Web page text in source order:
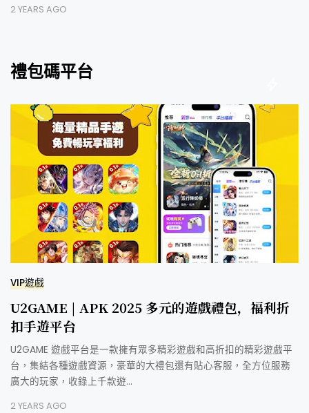
2 YEARS AGO
禮包碼平台
VIP遊戲
U2GAME | APK 2025 多元的遊戲禮包，福利折
扣手遊平台
U2GAME 遊戲平台是一款擁有眾多精彩遊戲和高折扣的精彩遊戲平
台，集結各種遊戲資源，豪華的大禮包還有貼心客服，全方位服務
廣大的玩家，收錄上千款遊…
2 YEARS AGO